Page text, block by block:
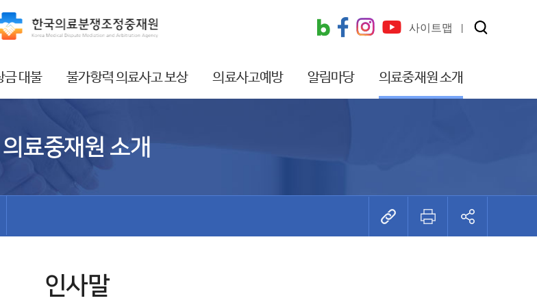
사이트맵
금 대불 불가항력 의료사고 보상 의료사고예방 알림마당 의료중재원 소개
의료중재원 소개
인사말